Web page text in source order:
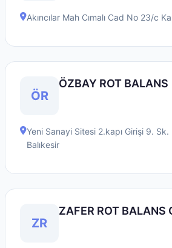
Akıncılar Mah Cımalı Cad No 23/c
ÖR
ÖZBAY ROT BALANS
Yeni Sanayi Sitesi 2.kapı Girişi 9. Sk.
Balıkesir
ZR
ZAFER ROT BALANS